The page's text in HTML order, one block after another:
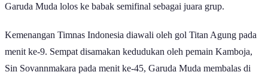
Garuda Muda lolos ke babak semifinal sebagai juara grup.
Kemenangan Timnas Indonesia diawali oleh gol Titan Agung pada
menit ke-9. Sempat disamakan kedudukan oleh pemain Kamboja,
Sin Sovannmakara pada menit ke-45, Garuda Muda membalas di